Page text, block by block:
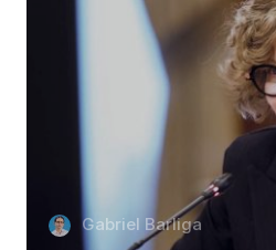
Gabriel Barliga